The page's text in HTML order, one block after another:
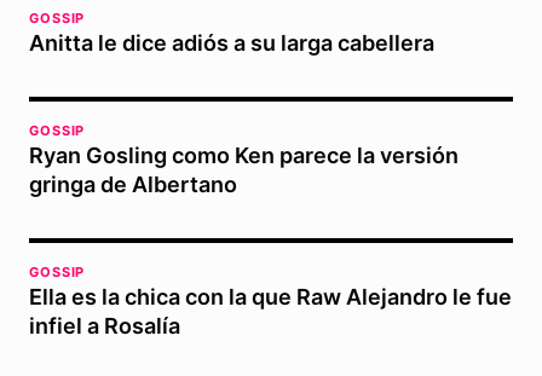
GOSSIP
Anitta le dice adiós a su larga cabellera
GOSSIP
Ryan Gosling como Ken parece la versión
gringa de Albertano
GOSSIP
Ella es la chica con la que Raw Alejandro le fue
infiel a Rosalía